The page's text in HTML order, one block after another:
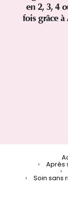
en 2, 3, 4
fois grâce à
Après
Soin sans